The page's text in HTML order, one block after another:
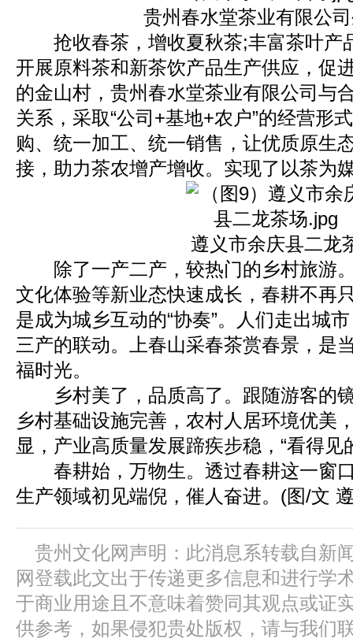
贵州春水堂茶业有限公司
抢收春茶，增收夏秋茶;丰富茶叶产
开展原料茶和新茶饮产品生产供应，促
的金山村，贵州春水堂茶业有限公司与
关系，采取“公司+基地+农户”的经营形
购、统一加工、统一销售，让优质原生
接，助力茶农增产增收。实现了以茶为
遵义市余庆县二龙
除了一产二产，较热门的乡村旅游
文化体验等新业态快速成长，春耕不再
是成为城乡互动的“协奏”。人们走出城
三产的联动。上春山采春茶赏春景，是
福时光。
乡村美了，品质高了。跟随游客的
乡村基础设施完善，农村人居环境优美
显，产业高质量发展蹄疾步稳，“看得见
春耕始，万物生。透过春耕这一窗
生产领域初见端倪，催人奋进。(图/文
贵州文化网声明：此消息系转载自新
网登载此文出于传递更多信息和进行学
于商业用途且不意味着赞同其观点或证
供参考，如果侵犯贵处版权，请与我们